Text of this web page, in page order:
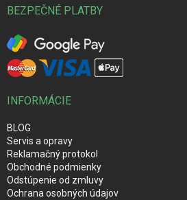
BEZPEČNÉ PLATBY
INFORMÁCIE
BLOG
Servis a opravy
Reklamačný protokol
Obchodné podmienky
Odstúpenie od zmluvy
Ochrana osobných údajov